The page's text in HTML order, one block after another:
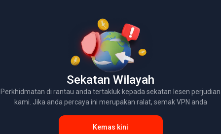
Sekatan Wilayah
Perkhidmatan di rantau anda tertakluk kepada sekatan lesen perjudian
kami. Jika anda percaya ini merupakan ralat, semak VPN anda
Kemas kini